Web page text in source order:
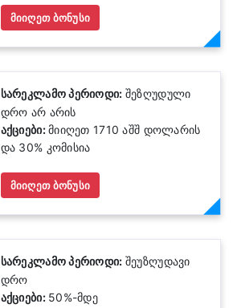
მიიღეთ ბონუსი
სარეკლამო პერიოდი: შეზღუდული
დრო არ არის
აქციები:მიიღეთ 1710 აშშ დოლარის
და 30% კომისია
მიიღეთ ბონუსი
სარეკლამო პერიოდი: შეუზღუდავი
დრო
აქციები: 50%-მდე